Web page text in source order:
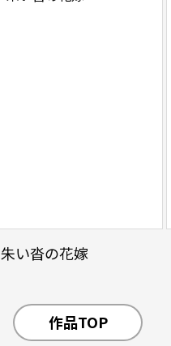
朱い沓の花嫁
作品TOP